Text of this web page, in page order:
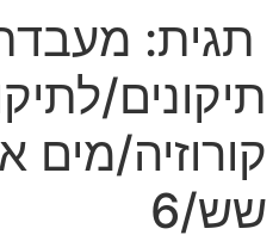
תגית:
תיקונים/
קורוזיה/מים
שש/6